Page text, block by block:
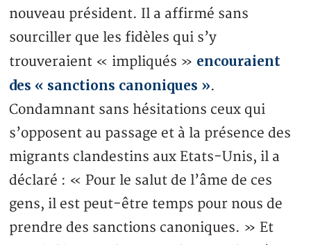
nouveau président. Il a affirmé sans
sourciller que les fidèles qui s’y
trouveraient « impliqués » encouraient
des « sanctions canoniques ».
Condamnant sans hésitations ceux qui
s’opposent au passage et à la présence des
migrants clandestins aux Etats-Unis, il a
déclaré : « Pour le salut de l’âme de ces
gens, il est peut-être temps pour nous de
prendre des sanctions canoniques. » Et